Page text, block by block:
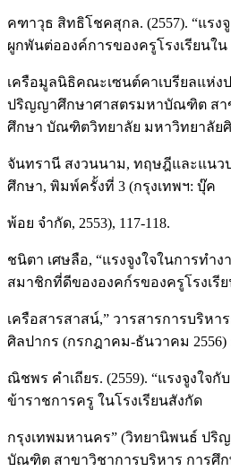
คฑาวุธ สิทธิโชคสุกล. (2557). “แรง
ผูกพันต่อองค์การของครูโรงเรียนใน
เครือมูลนิธิคณะเซนต์คาเบรียลแห่ง
ปริญญาศึกษาศาสตรมหาบัณฑิต สา
ศึกษา บัณฑิตวิทยาลัย มหาวิทยาลัย
จันทรานี สงวนนาม, ทฤษฎีและแนว
ศึกษา, พิมพ์ครั้งที่ 3 (กรุงเทพฯ: บุ๊ค
พ้อย จำกัด, 2553), 117-118.
ชนิตา เศษลือ, “แรงจูงใจในการทำ
สมาชิกที่ดีขององคก์รของครูโรงเรี
เครือสารสาสน์,” วารสารการบริห
ศิลปากร (กรกฎาคม-ธันวาคม 2556) :
ณิชพร คำเถียร. (2559). “แรงจูงใจ
ข้าราชการครู ในโรงเรียนสังกัด
กรุงเทพมหานคร” (วิทยานิพนธ์ ปริ
บัณฑิต สาขาวิชาการบริหาร การศึ